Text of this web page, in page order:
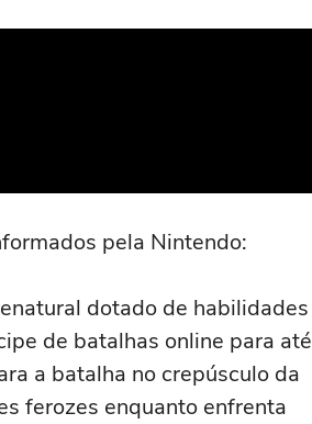
pela Nintendo:
dotado de habilidades
de batalhas online para até
a batalha no crepúsculo da
ferozes enquanto enfrenta